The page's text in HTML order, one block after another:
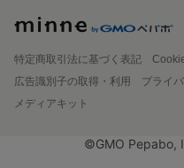
特定商取引法に基づく表記
広告識別子の取得・利用
プライ
メディアキット
©GMO Pepabo,